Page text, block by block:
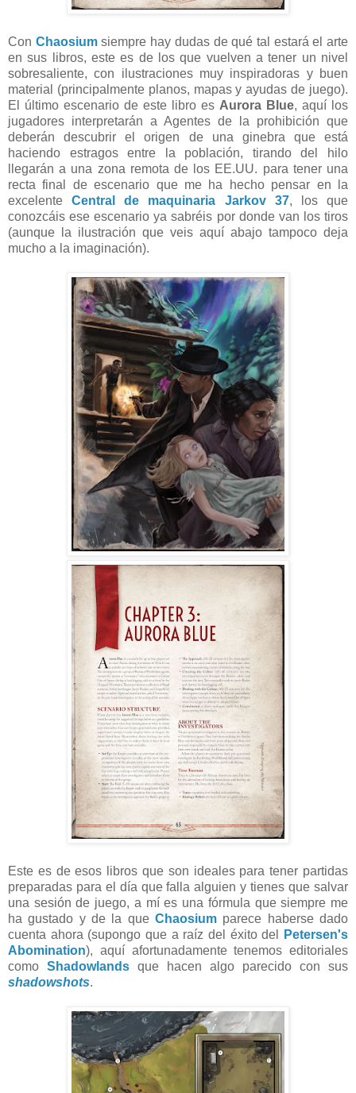
Con Chaosiumsiempre hay dudas de qué tal estará el arte
en sus libros, este es de los que vuelven a tener un nivel
sobresaliente, con ilustraciones muy inspiradoras y buen
material (principalmente planos, mapas y ayudas de juego).
El último escenario de este libro es Aurora Blue, aquí los
jugadores interpretarán a Agentes de la prohibición que
deberán descubrir el origen de una ginebra que está
haciendo estragos entre la población, tirando del hilo
llegarán a una zona remota de los EE.UU. para tener una
recta final de escenario que me ha hecho pensar en la
excelenteCentral de maquinaria Jarkov 37, los que
conozcáis ese escenario ya sabréis por donde van los tiros
(aunque la ilustración que veis aquí abajo tampoco deja
mucho a la imaginación).
Este es de esos libros que son ideales para tener partidas
preparadas para el día que falla alguien y tienes que salvar
una sesión de juego, a mí es una fórmula que siempre me
ha gustado y de la que Chaosium parece haberse dado
cuenta ahora (supongo que a raíz del éxito del
Petersen's
Abomination), aquí afortunadamente tenemos editoriales
como Shadowlands que hacen algo parecido con sus
shadowshots.